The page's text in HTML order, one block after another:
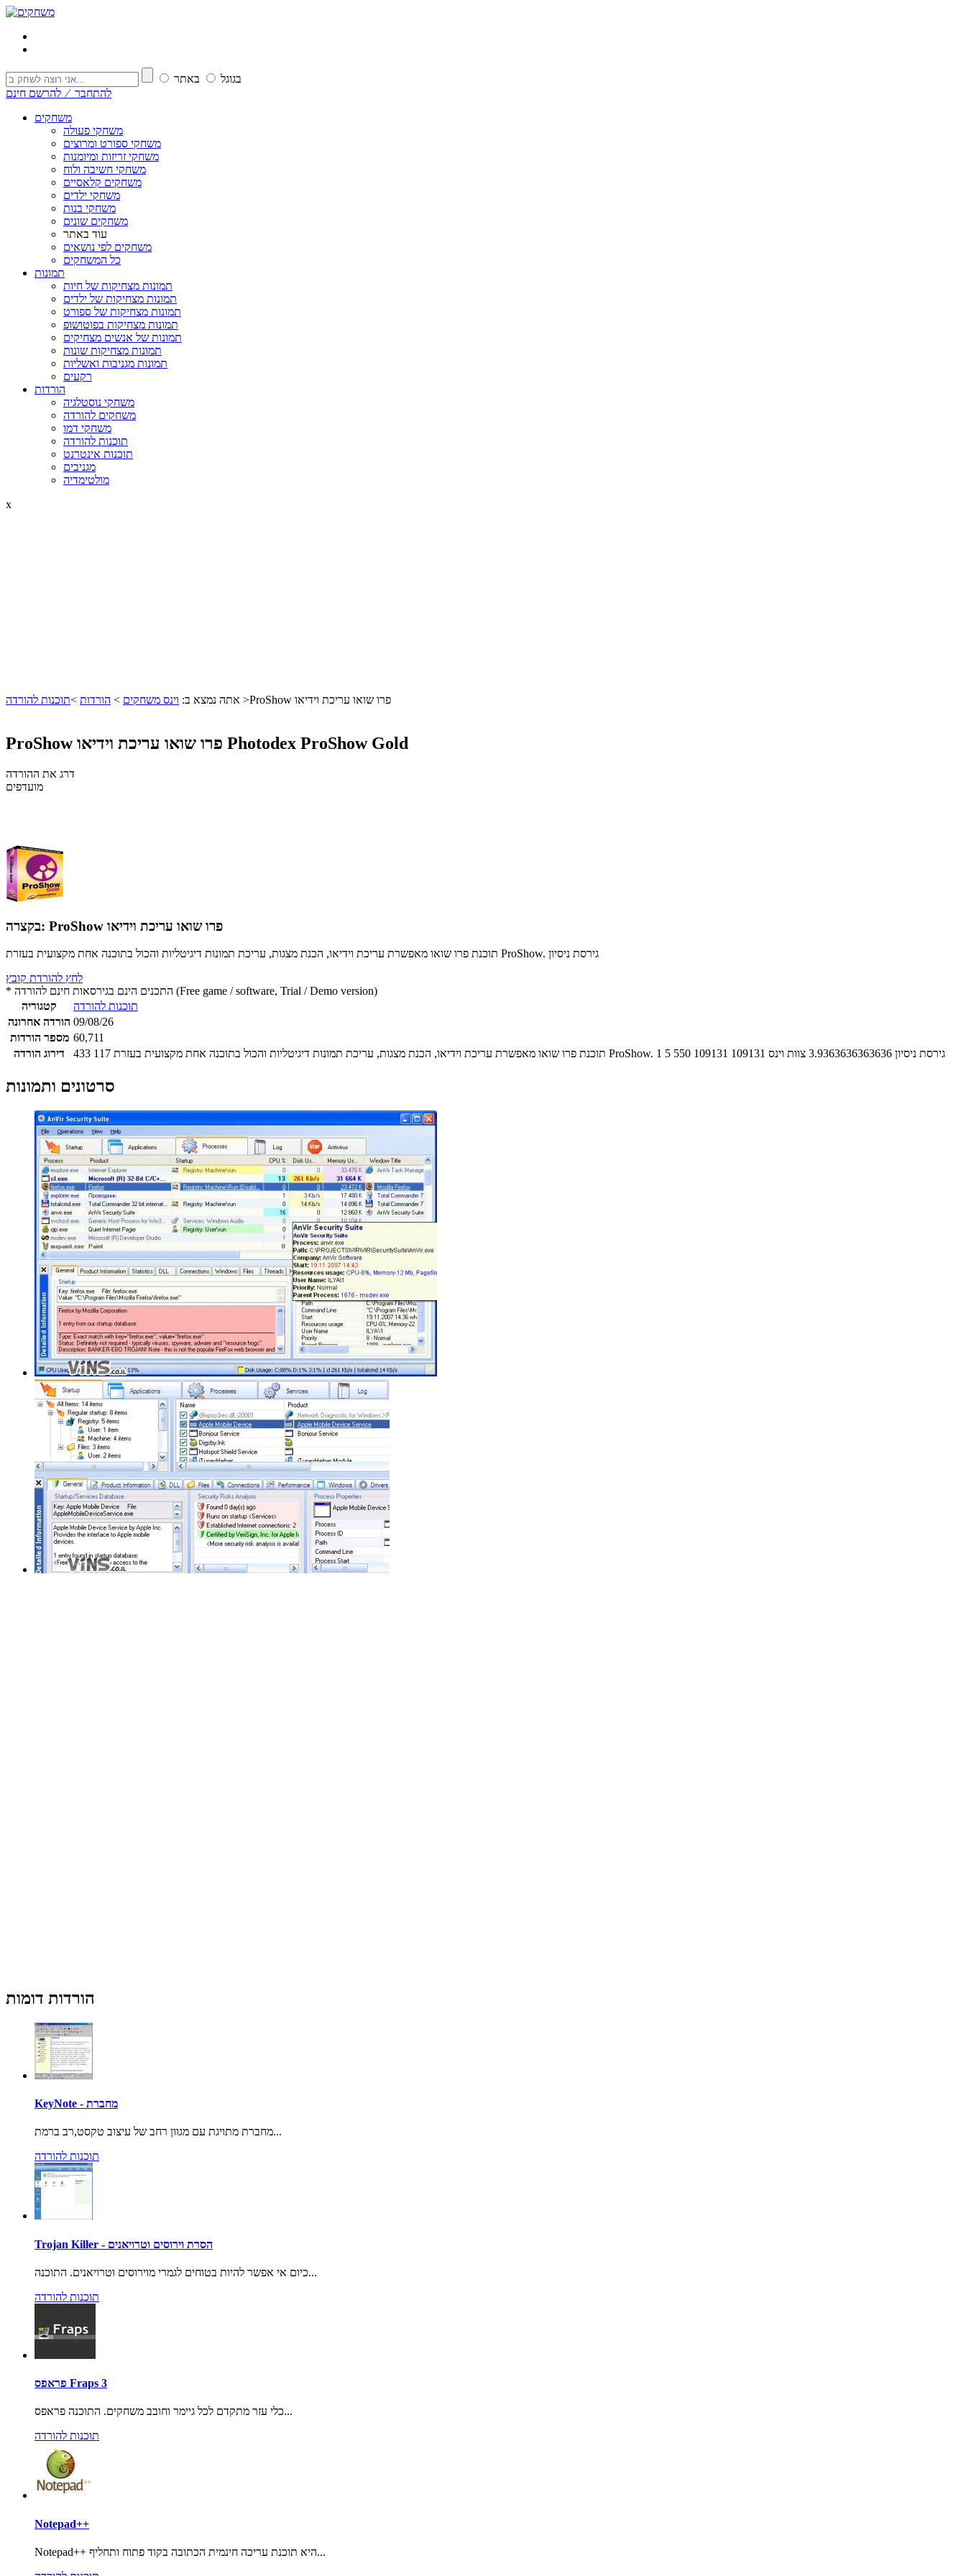
בגוגל
באתר
להתחבר ⁄ להרשם חינם
משחקים
משחקי פעולה
משחקי ספורט ומרוצים
משחקי זריזות ומיומנות
משחקי חשיבה ולוח
משחקים קלאסיים
משחקי ילדים
משחקי בנות
משחקים שונים
עוד באתר
משחקים לפי נושאים
כל המשחקים
תמונות
תמונות מצחיקות של חיות
תמונות מצחיקות של ילדים
תמונות מצחיקות של ספורט
תמונות מצחיקות בפוטושופ
תמונות של אנשים מצחיקים
תמונות מצחיקות שונות
תמונות מגניבות ואשליות
רקעים
הורדות
משחקי נוסטלגיה
משחקים להורדה
משחקי דמו
תוכנות להורדה
תוכנות אינטרנט
מגניבים
מולטימדיה
x
אתה נמצא ב: וינס משחקים > הורדות >תוכנות להורדה > ProShow פרו שואו עריכת וידיאו
Photodex ProShow Gold
דרג את ההורדה
מועדפים
בקצרה: ProShow פרו שואו עריכת וידיאו
תוכנת פרו שואו מאפשרת עריכת וידיאו, הכנת מצגות, עריכת תמונות דיגיטליות והכול בתוכנה אחת מקצועית בעזרת ProShow. גירסת ניסיון
לחץ להורדת קובץ
* התכנים הינם בגירסאות חינם להורדה (Free game / software, Trial / Demo version)
קטגוריה
תוכנות להורדה
הורדה אחרונה 09/08/26
מספר הורדות 60,711
דירוג הורדה
433 117 תוכנת פרו שואו מאפשרת עריכת וידיאו, הכנת מצגות, עריכת תמונות דיגיטליות והכול בתוכנה אחת מקצועית בעזרת ProShow. גירסת ניסיון 3.9363636363636 צוות וינס 109131
109131
550
5
1
סרטונים ותמונות
הורדות דומות
KeyNote - מחברת
מחברת מתויגת עם מגוון רחב של עיצוב טקסט,רב ברמת...
תוכנות להורדה
Trojan Killer - הסרת וירוסים וטרויאנים
כיום אי אפשר להיות בטוחים לגמרי מוירוסים וטרויאנים. התוכנה...
תוכנות להורדה
פראפס Fraps 3
כלי עזר מתקדם לכל גיימר וחובב משחקים. התוכנה פראפס...
תוכנות להורדה
Notepad++
Notepad++ היא תוכנת עריכה חינמית הכתובה בקוד פתוח ותחליף...